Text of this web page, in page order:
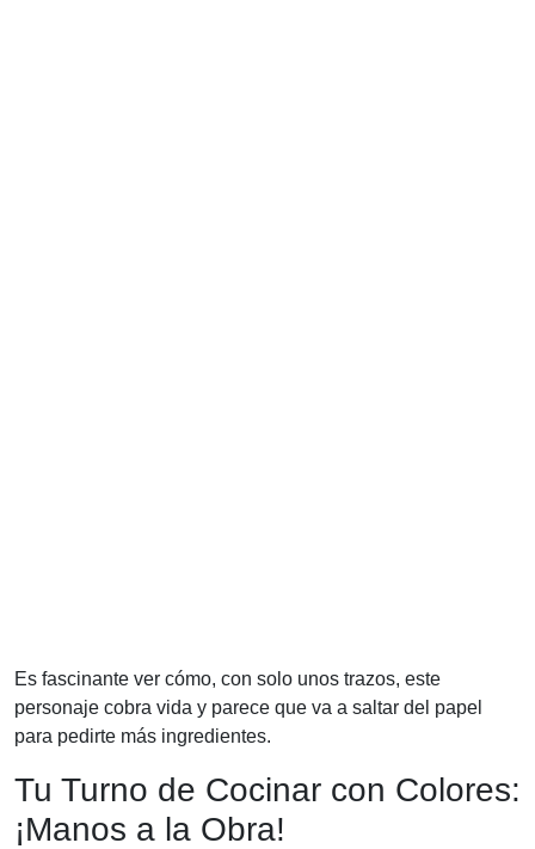
Es fascinante ver cómo, con solo unos trazos, este
personaje cobra vida y parece que va a saltar del papel
para pedirte más ingredientes.
Tu Turno de Cocinar con Colores:
¡Manos a la Obra!